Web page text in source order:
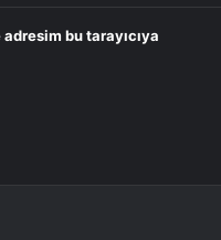
bu tarayıcıya